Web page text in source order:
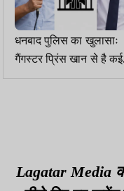
धनबाद पुलिस का खुलासाः
गैंगस्टर प्रिंस खान से है कई
व्हाइट कॉलर का कनेक्शन
Lagatar Media